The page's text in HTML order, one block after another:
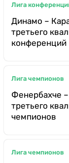
Лига
Динамо –
третьего
конференций
Лига чемпионов
Фенербахче
третьего
чемпионов
Лига чемпионов